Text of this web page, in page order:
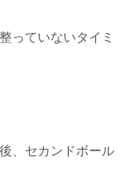
っていないタイミ
、セカンドボール